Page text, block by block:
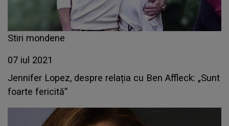
Stiri mondene
07 iul 2021
Jennifer Lopez, despre relația cu Ben Affleck: „Sunt
foarte fericită”